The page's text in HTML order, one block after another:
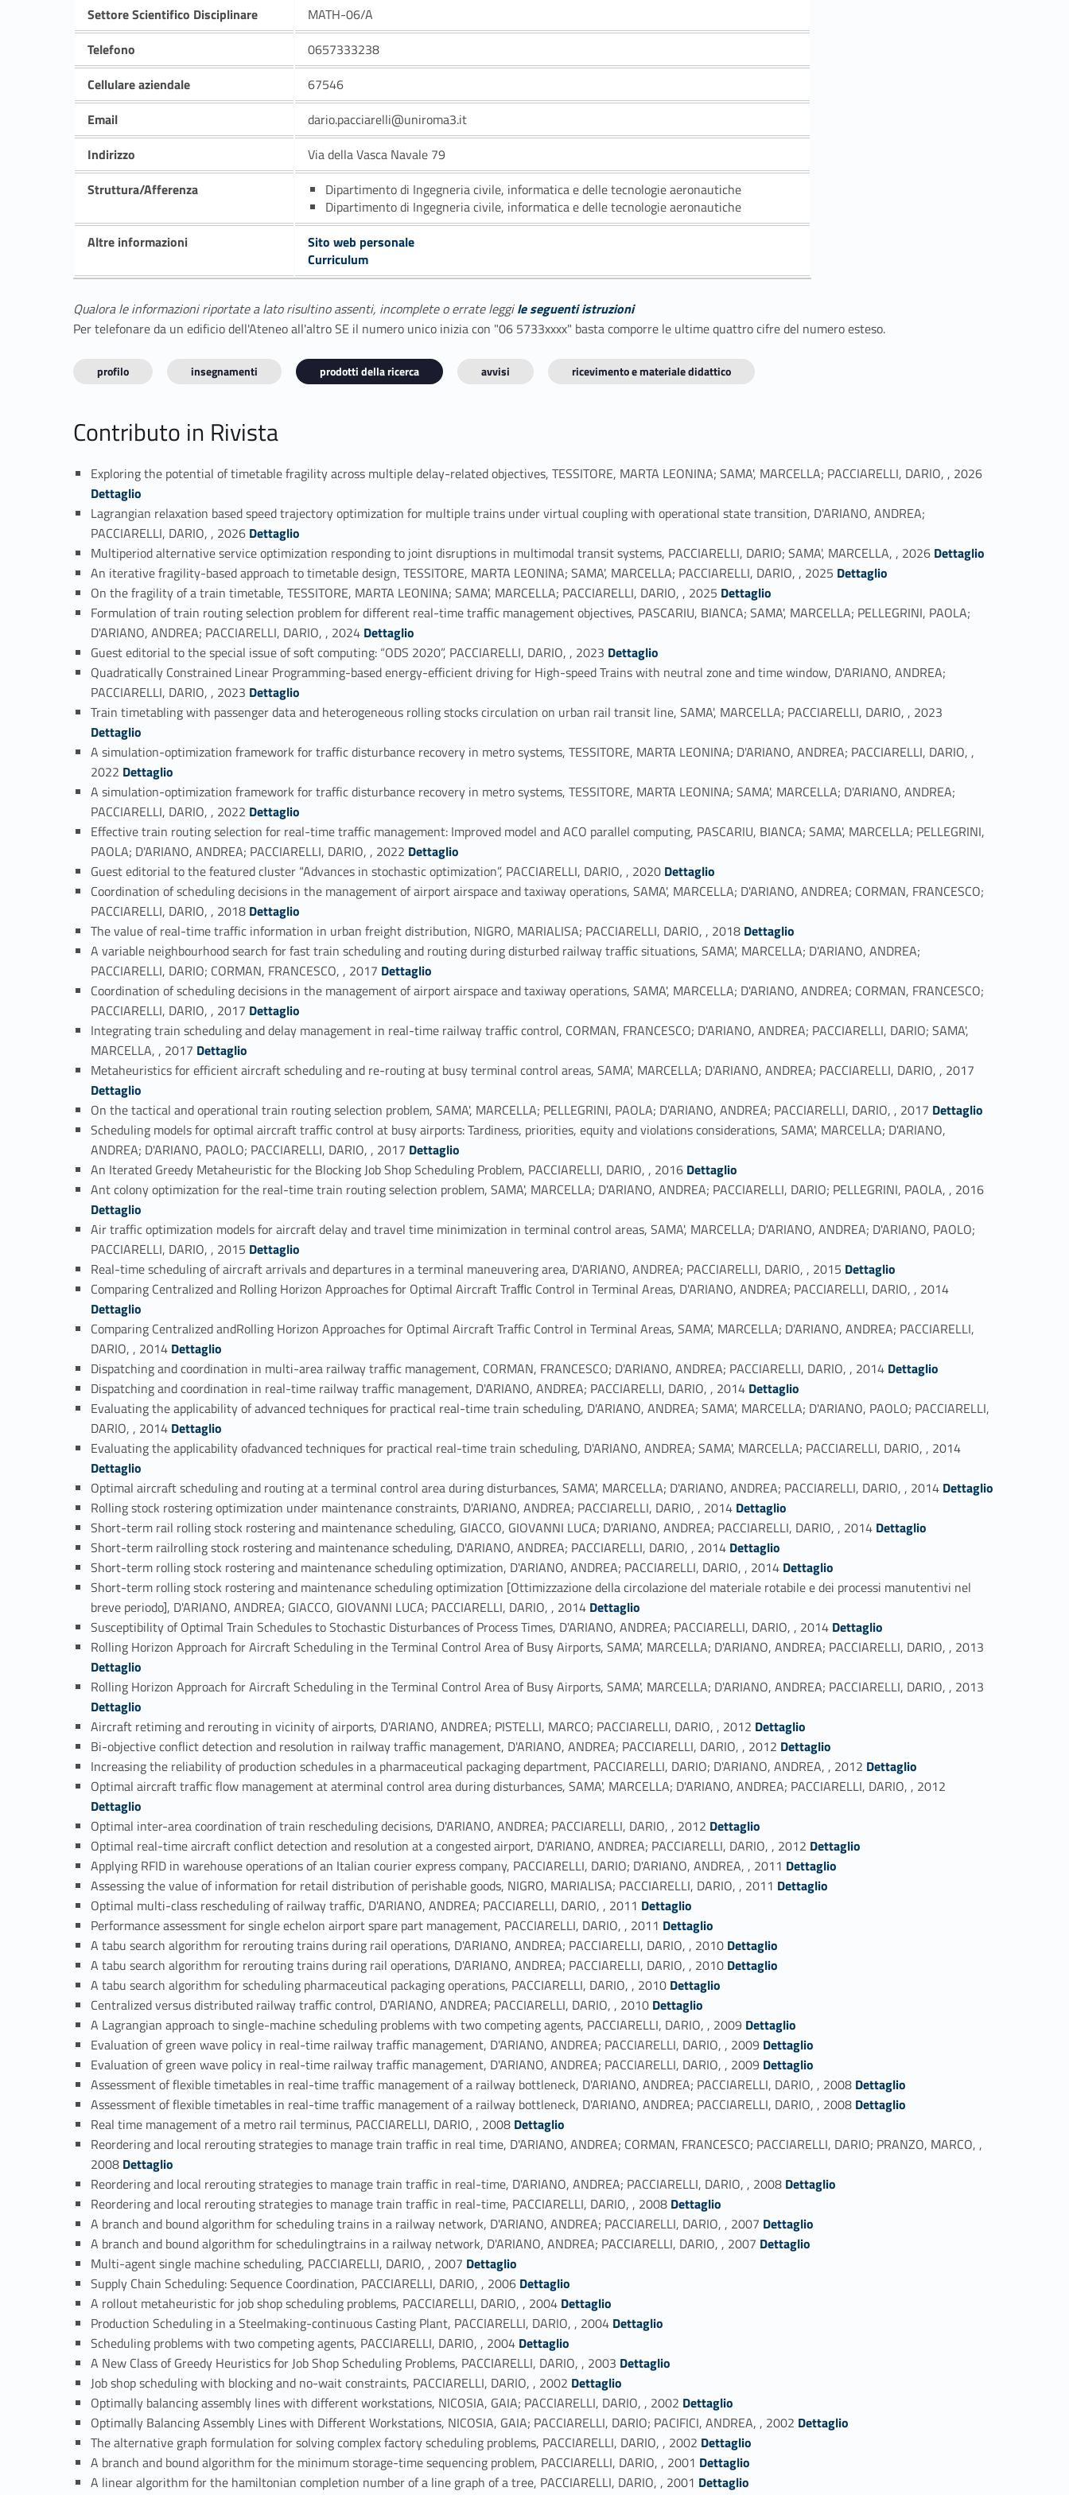
Settore Scientifico Disciplinare
MATH-06/A
Telefono
0657333238
Cellulare aziendale
67546
Email
dario.pacciarelli@uniroma3.it
Indirizzo
Via della Vasca Navale 79
Struttura/Afferenza
Dipartimento di Ingegneria civile, informatica e delle tecnologie aeronautiche
Dipartimento di Ingegneria civile, informatica e delle tecnologie aeronautiche
Altre informazioni
Sito web personale
Curriculum
Qualora le informazioni riportate a lato risultino assenti, incomplete o errate leggile seguenti istruzioni
Per telefonare da un edificio dell'Ateneo all'altro SE il numero unico inizia con "06 5733xxxx" basta comporre le ultime quattro cifre del numero esteso.
profilo insegnamenti prodotti della ricerca avvisi ricevimento e materiale didattico
Contributo in Rivista
Exploring the potential of timetable fragility across multiple delay-related objectives, TESSITORE, MARTA LEONINA; SAMA', MARCELLA; PACCIARELLI, DARIO, , 2026
Dettaglio
Lagrangian relaxation based speed trajectory optimization for multiple trains under virtual coupling with operational state transition, D'ARIANO, ANDREA;
PACCIARELLI, DARIO, , 2026 Link identifier #identifier_person_175158-2
Dettaglio
Multiperiod alternative service optimization responding to joint disruptions in multimodal transit systems, PACCIARELLI, DARIO; SAMA', MARCELLA, , 2026 Link identifier #identifier_person_53563-3
Dettaglio
An iterative fragility-based approach to timetable design, TESSITORE, MARTA LEONINA; SAMA', MARCELLA; PACCIARELLI, DARIO, , 2025 Link identifier #identifier_person_65803-4
Dettaglio
On the fragility of a train timetable, TESSITORE, MARTA LEONINA; SAMA', MARCELLA; PACCIARELLI, DARIO, , 2025 Link identifier #identifier_person_4206-5
Dettaglio
Formulation of train routing selection problem for different real-time traffic management objectives, PASCARIU, BIANCA; SAMA', MARCELLA; PELLEGRINI, PAOLA;
D'ARIANO, ANDREA; PACCIARELLI, DARIO, , 2024 Link identifier #identifier_person_1228-6
Dettaglio
Guest editorial to the special issue of soft computing: “ODS 2020”, PACCIARELLI, DARIO, , 2023 Link identifier #identifier_person_159842-7
Dettaglio
Quadratically Constrained Linear Programming-based energy-efficient driving for High-speed Trains with neutral zone and time window, D'ARIANO, ANDREA;
PACCIARELLI, DARIO, , 2023 Link identifier #identifier_person_83140-8
Dettaglio
Train timetabling with passenger data and heterogeneous rolling stocks circulation on urban rail transit line, SAMA', MARCELLA; PACCIARELLI, DARIO, , 2023
Dettaglio
A simulation-optimization framework for traffic disturbance recovery in metro systems, TESSITORE, MARTA LEONINA; D'ARIANO, ANDREA; PACCIARELLI, DARIO, ,
2022 Link identifier #identifier_person_173248-10
Dettaglio
A simulation-optimization framework for traffic disturbance recovery in metro systems, TESSITORE, MARTA LEONINA; SAMA', MARCELLA; D'ARIANO, ANDREA;
PACCIARELLI, DARIO, , 2022 Link identifier #identifier_person_184985-11
Dettaglio
Effective train routing selection for real-time traffic management: Improved model and ACO parallel computing, PASCARIU, BIANCA; SAMA', MARCELLA; PELLEGRINI,
PAOLA; D'ARIANO, ANDREA; PACCIARELLI, DARIO, , 2022Link identifier #identifier_person_154047-12
Dettaglio
Guest editorial to the featured cluster “Advances in stochastic optimization”, PACCIARELLI, DARIO, , 2020 Link identifier #identifier_person_150670-13
Dettaglio
Coordination of scheduling decisions in the management of airport airspace and taxiway operations, SAMA', MARCELLA; D'ARIANO, ANDREA; CORMAN, FRANCESCO;
PACCIARELLI, DARIO, , 2018 Link identifier #identifier_person_7259-14
Dettaglio
The value of real-time traffic information in urban freight distribution, NIGRO, MARIALISA; PACCIARELLI, DARIO, , 2018 Link identifier #identifier_person_93387-15
Dettaglio
A variable neighbourhood search for fast train scheduling and routing during disturbed railway traffic situations, SAMA', MARCELLA; D'ARIANO, ANDREA;
PACCIARELLI, DARIO; CORMAN, FRANCESCO, , 2017 Link identifier #identifier_person_23295-16
Dettaglio
Coordination of scheduling decisions in the management of airport airspace and taxiway operations, SAMA', MARCELLA; D'ARIANO, ANDREA; CORMAN, FRANCESCO;
PACCIARELLI, DARIO, , 2017 Link identifier #identifier_person_52926-17
Dettaglio
Integrating train scheduling and delay management in real-time railway traffic control, CORMAN, FRANCESCO; D'ARIANO, ANDREA; PACCIARELLI, DARIO; SAMA',
MARCELLA, , 2017 Link identifier #identifier_person_191108-18
Dettaglio
Metaheuristics for efficient aircraft scheduling and re-routing at busy terminal control areas, SAMA', MARCELLA; D'ARIANO, ANDREA; PACCIARELLI, DARIO, , 2017
Dettaglio
On the tactical and operational train routing selection problem, SAMA', MARCELLA; PELLEGRINI, PAOLA; D'ARIANO, ANDREA; PACCIARELLI, DARIO, , 2017 Link identifier #identifier_person_66501-20
Dettaglio
Scheduling models for optimal aircraft traffic control at busy airports: Tardiness, priorities, equity and violations considerations, SAMA', MARCELLA; D'ARIANO,
ANDREA; D'ARIANO, PAOLO; PACCIARELLI, DARIO, , 2017 Link identifier #identifier_person_129948-21
Dettaglio
An Iterated Greedy Metaheuristic for the Blocking Job Shop Scheduling Problem, PACCIARELLI, DARIO, , 2016 Link identifier #identifier_person_95059-22
Dettaglio
Ant colony optimization for the real-time train routing selection problem, SAMA', MARCELLA; D'ARIANO, ANDREA; PACCIARELLI, DARIO; PELLEGRINI, PAOLA, , 2016
Dettaglio
Air traffic optimization models for aircraft delay and travel time minimization in terminal control areas, SAMA', MARCELLA; D'ARIANO, ANDREA; D'ARIANO, PAOLO;
PACCIARELLI, DARIO, , 2015 Link identifier #identifier_person_127263-24
Dettaglio
Real-time scheduling of aircraft arrivals and departures in a terminal maneuvering area, D'ARIANO, ANDREA; PACCIARELLI, DARIO, , 2015 Link identifier #identifier_person_84673-25
Dettaglio
Comparing Centralized and Rolling Horizon Approaches for Optimal Aircraft Traﬃc Control in Terminal Areas, D'ARIANO, ANDREA; PACCIARELLI, DARIO, , 2014
Dettaglio
Comparing Centralized andRolling Horizon Approaches for Optimal Aircraft Traffic Control in Terminal Areas, SAMA', MARCELLA; D'ARIANO, ANDREA; PACCIARELLI,
DARIO, , 2014 Link identifier #identifier_person_101274-27
Dettaglio
Dispatching and coordination in multi-area railway traffic management, CORMAN, FRANCESCO; D'ARIANO, ANDREA; PACCIARELLI, DARIO, , 2014 Link identifier #identifier_person_124759-28
Dettaglio
Dispatching and coordination in real-time railway traffic management, D'ARIANO, ANDREA; PACCIARELLI, DARIO, , 2014 Link identifier #identifier_person_59823-29
Dettaglio
Evaluating the applicability of advanced techniques for practical real-time train scheduling, D'ARIANO, ANDREA; SAMA', MARCELLA; D'ARIANO, PAOLO; PACCIARELLI,
DARIO, , 2014 Link identifier #identifier_person_80266-30
Dettaglio
Evaluating the applicability ofadvanced techniques for practical real-time train scheduling, D'ARIANO, ANDREA; SAMA', MARCELLA; PACCIARELLI, DARIO, , 2014
Dettaglio
Optimal aircraft scheduling and routing at a terminal control area during disturbances, SAMA', MARCELLA; D'ARIANO, ANDREA; PACCIARELLI, DARIO, , 2014 Link identifier #identifier_person_138146-32
Dettaglio
Rolling stock rostering optimization under maintenance constraints, D'ARIANO, ANDREA; PACCIARELLI, DARIO, , 2014 Link identifier #identifier_person_91800-33
Dettaglio
Short-term rail rolling stock rostering and maintenance scheduling, GIACCO, GIOVANNI LUCA; D'ARIANO, ANDREA; PACCIARELLI, DARIO, , 2014 Link identifier #identifier_person_34142-34
Dettaglio
Short-term railrolling stock rostering and maintenance scheduling, D'ARIANO, ANDREA; PACCIARELLI, DARIO, , 2014 Link identifier #identifier_person_66965-35
Dettaglio
Short-term rolling stock rostering and maintenance scheduling optimization, D'ARIANO, ANDREA; PACCIARELLI, DARIO, , 2014 Link identifier #identifier_person_138636-36
Dettaglio
Short-term rolling stock rostering and maintenance scheduling optimization [Ottimizzazione della circolazione del materiale rotabile e dei processi manutentivi nel
breve periodo], D'ARIANO, ANDREA; GIACCO, GIOVANNI LUCA; PACCIARELLI, DARIO, , 2014 Link identifier #identifier_person_1708-37
Dettaglio
Susceptibility of Optimal Train Schedules to Stochastic Disturbances of Process Times, D'ARIANO, ANDREA; PACCIARELLI, DARIO, , 2014 Link identifier #identifier_person_152567-38
Dettaglio
Rolling Horizon Approach for Aircraft Scheduling in the Terminal Control Area of Busy Airports, SAMA', MARCELLA; D'ARIANO, ANDREA; PACCIARELLI, DARIO, , 2013
Dettaglio
Rolling Horizon Approach for Aircraft Scheduling in the Terminal Control Area of Busy Airports, SAMA', MARCELLA; D'ARIANO, ANDREA; PACCIARELLI, DARIO, , 2013
Dettaglio
Aircraft retiming and rerouting in vicinity of airports, D'ARIANO, ANDREA; PISTELLI, MARCO; PACCIARELLI, DARIO, , 2012 Link identifier #identifier_person_124694-41
Dettaglio
Bi-objective conflict detection and resolution in railway traffic management, D'ARIANO, ANDREA; PACCIARELLI, DARIO, , 2012 Link identifier #identifier_person_177036-42
Dettaglio
Increasing the reliability of production schedules in a pharmaceutical packaging department, PACCIARELLI, DARIO; D'ARIANO, ANDREA, , 2012 Link identifier #identifier_person_145989-43
Dettaglio
Optimal aircraft traffic flow management at aterminal control area during disturbances, SAMA', MARCELLA; D'ARIANO, ANDREA; PACCIARELLI, DARIO, , 2012
Dettaglio
Optimal inter-area coordination of train rescheduling decisions, D'ARIANO, ANDREA; PACCIARELLI, DARIO, , 2012 Link identifier #identifier_person_32977-45
Dettaglio
Optimal real-time aircraft conflict detection and resolution at a congested airport, D'ARIANO, ANDREA; PACCIARELLI, DARIO, , 2012 Link identifier #identifier_person_58310-46
Dettaglio
Applying RFID in warehouse operations of an Italian courier express company, PACCIARELLI, DARIO; D'ARIANO, ANDREA, , 2011 Link identifier #identifier_person_174653-47
Dettaglio
Assessing the value of information for retail distribution of perishable goods, NIGRO, MARIALISA; PACCIARELLI, DARIO, , 2011 Link identifier #identifier_person_164285-48
Dettaglio
Optimal multi-class rescheduling of railway traffic, D'ARIANO, ANDREA; PACCIARELLI, DARIO, , 2011 Link identifier #identifier_person_38503-49
Dettaglio
Performance assessment for single echelon airport spare part management, PACCIARELLI, DARIO, , 2011 Link identifier #identifier_person_127271-50
Dettaglio
A tabu search algorithm for rerouting trains during rail operations, D'ARIANO, ANDREA; PACCIARELLI, DARIO, , 2010 Link identifier #identifier_person_190312-51
Dettaglio
A tabu search algorithm for rerouting trains during rail operations, D'ARIANO, ANDREA; PACCIARELLI, DARIO, , 2010 Link identifier #identifier_person_721-52
Dettaglio
A tabu search algorithm for scheduling pharmaceutical packaging operations, PACCIARELLI, DARIO, , 2010 Link identifier #identifier_person_78889-53
Dettaglio
Centralized versus distributed railway traffic control, D'ARIANO, ANDREA; PACCIARELLI, DARIO, , 2010 Link identifier #identifier_person_156864-54
Dettaglio
A Lagrangian approach to single-machine scheduling problems with two competing agents, PACCIARELLI, DARIO, , 2009 Link identifier #identifier_person_127128-55
Dettaglio
Evaluation of green wave policy in real-time railway traffic management, D'ARIANO, ANDREA; PACCIARELLI, DARIO, , 2009 Link identifier #identifier_person_55523-56
Dettaglio
Evaluation of green wave policy in real-time railway traffic management, D'ARIANO, ANDREA; PACCIARELLI, DARIO, , 2009 Link identifier #identifier_person_124497-57
Dettaglio
Assessment of flexible timetables in real-time traffic management of a railway bottleneck, D'ARIANO, ANDREA; PACCIARELLI, DARIO, , 2008 Link identifier #identifier_person_181546-58
Dettaglio
Assessment of flexible timetables in real-time traffic management of a railway bottleneck, D'ARIANO, ANDREA; PACCIARELLI, DARIO, , 2008 Link identifier #identifier_person_195329-59
Dettaglio
Real time management of a metro rail terminus, PACCIARELLI, DARIO, , 2008Link identifier #identifier_person_17383-60
Dettaglio
Reordering and local rerouting strategies to manage train traffic in real time, D'ARIANO, ANDREA; CORMAN, FRANCESCO; PACCIARELLI, DARIO; PRANZO, MARCO, ,
2008 Link identifier #identifier_person_30864-61
Dettaglio
Reordering and local rerouting strategies to manage train traffic in real-time, D'ARIANO, ANDREA; PACCIARELLI, DARIO, , 2008 Link identifier #identifier_person_138828-62
Dettaglio
Reordering and local rerouting strategies to manage train traffic in real-time, PACCIARELLI, DARIO, , 2008 Link identifier #identifier_person_40846-63
Dettaglio
A branch and bound algorithm for scheduling trains in a railway network, D'ARIANO, ANDREA; PACCIARELLI, DARIO, , 2007 Link identifier #identifier_person_61178-64
Dettaglio
A branch and bound algorithm for schedulingtrains in a railway network, D'ARIANO, ANDREA; PACCIARELLI, DARIO, , 2007 Link identifier #identifier_person_163382-65
Dettaglio
Multi-agent single machine scheduling, PACCIARELLI, DARIO, , 2007 Link identifier #identifier_person_65983-66
Dettaglio
Supply Chain Scheduling: Sequence Coordination, PACCIARELLI, DARIO, , 2006 Link identifier #identifier_person_64571-67
Dettaglio
A rollout metaheuristic for job shop scheduling problems, PACCIARELLI, DARIO, , 2004 Link identifier #identifier_person_88578-68
Dettaglio
Production Scheduling in a Steelmaking-continuous Casting Plant, PACCIARELLI, DARIO, , 2004 Link identifier #identifier_person_51761-69
Dettaglio
Scheduling problems with two competing agents, PACCIARELLI, DARIO, , 2004 Link identifier #identifier_person_37167-70
Dettaglio
A New Class of Greedy Heuristics for Job Shop Scheduling Problems, PACCIARELLI, DARIO, , 2003 Link identifier #identifier_person_185507-71
Dettaglio
Job shop scheduling with blocking and no-wait constraints, PACCIARELLI, DARIO, , 2002 Link identifier #identifier_person_123869-72
Dettaglio
Optimally balancing assembly lines with different workstations, NICOSIA, GAIA; PACCIARELLI, DARIO, , 2002 Link identifier #identifier_person_180895-73
Dettaglio
Optimally Balancing Assembly Lines with Different Workstations, NICOSIA, GAIA; PACCIARELLI, DARIO; PACIFICI, ANDREA, , 2002 Link identifier #identifier_person_5697-74
Dettaglio
The alternative graph formulation for solving complex factory scheduling problems, PACCIARELLI, DARIO, , 2002Link identifier #identifier_person_169259-75
Dettaglio
A branch and bound algorithm for the minimum storage-time sequencing problem, PACCIARELLI, DARIO, , 2001 Link identifier #identifier_person_100220-76
Dettaglio
A linear algorithm for the hamiltonian completion number of a line graph of a tree, PACCIARELLI, DARIO, , 2001 Link identifier #identifier_person_141890-77
Dettaglio